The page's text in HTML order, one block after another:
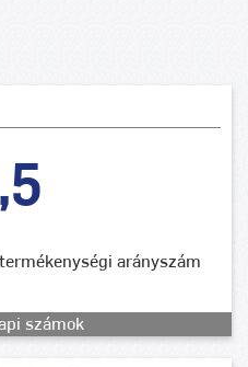
arányszám
számok